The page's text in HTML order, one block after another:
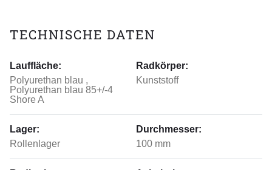
TECHNISCHE DATEN
Lauffläche:
Polyurethan blau ,
Polyurethan blau 85+/-4
Shore A
Radkörper:
Kunststoff
Lager:
Rollenlager
Durchmesser:
100 mm